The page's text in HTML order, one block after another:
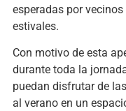
esperadas por
estivales.
Con motivo de esta
durante toda la
puedan disfrutar de
al verano en un